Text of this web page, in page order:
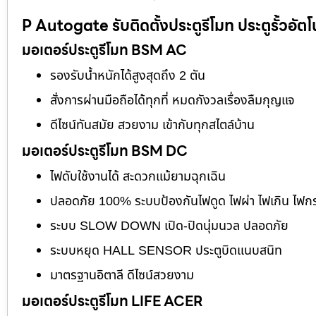
P Autogate รับติดตั้งประตูรีโมท ประตูรั้วอัต
มอเตอร์ประตูรีโมท BSM AC
รองรับน้ำหนักได้สูงสุดถึง 2 ตัน
สั่งการผ่านมือถือได้ทุกที่ หมดกังวลเรื่องลืมกุญแจ
ดีไซน์ทันสมัย สวยงาม เข้ากับทุกสไตล์บ้าน
มอเตอร์ประตูรีโมท BSM DC
ไฟดับใช้งานได้ สะดวกแม้ยามฉุกเฉิน
ปลอดภัย 100% ระบบป้องกันไฟดูด ไฟผ่า ไฟเกิน ไฟก
ระบบ SLOW DOWN เปิด-ปิดนุ่มนวล ปลอดภัย
ระบบหยุด HALL SENSOR ประตูบิดแนบสนิท
มาตรฐานอิตาลี ดีไซน์สวยงาม
มอเตอร์ประตูรีโมท LIFE ACER